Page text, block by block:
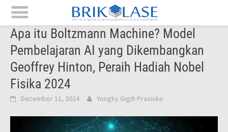
Skip
content
Apa itu Boltzmann Machine? Model
Pembelajaran AI yang Dikembangkan
Geoffrey Hinton, Peraih Hadiah Nobel
Fisika 2024
December 11, 2024 Yongky Gigih Prasisko